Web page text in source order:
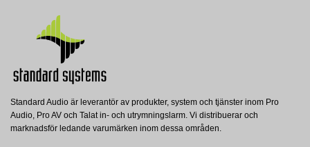
Standard Audio är leverantör av produkter, system och tjänster inom Pro
Audio, Pro AV och Talat in- och utrymningslarm. Vi distribuerar och
marknadsför ledande varumärken inom dessa områden.